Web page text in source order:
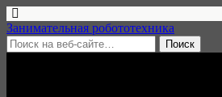
Занимательная робототехника